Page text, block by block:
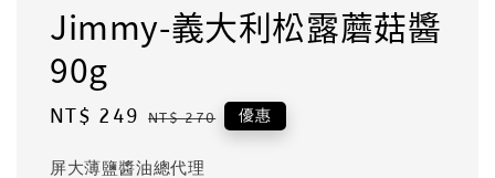
Jimmy-義大利松露蘑菇醬
90g
Sale
NT$ 249 Regular
NT$ 270 優惠
屏大薄鹽醬油總代理